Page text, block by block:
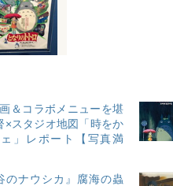
＆コラボメニューを堪
×スタジオ地図「時をか
」レポート【写真満
のナウシカ』腐海の蟲